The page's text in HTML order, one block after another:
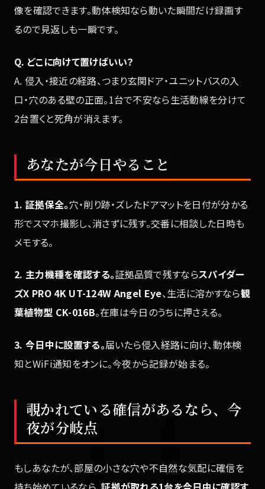
像を確認できます。動体検知なら動いた瞬間だけ録画す
るので見返しも一瞬です。
Q. どこに向けて置けばいい？
A. 侵入・接近の経路、つまり玄関ドア・ユニットバスの入
口・穴のある壁の正面。1台で不安なら生活動線を分けて
2台置くと死角が消えます。
あなたが今日やること
1. 証拠保全。穴・削り跡・ズレたドアマットを日付が分かる
形でスマホ撮影し、消さずに残す。交番に相談した日時も
メモする。
2. 主力機種を確認する。証拠品質で残すならスパイダー
ズX PRO 4K UT-124W Angel Eye、生活に溶かすなら観
葉植物型 CK-016B。在庫は今日のうちに押さえる。
3. 今日中に設置する。届いたら侵入経路に向け、動体検
知とWiFi通知をオンに。今夜から記録が始まる。
覗かれている確信があるなら、今
夜が分岐点
もしあなたが、部屋の小さな穴や不自然な気配に確信を